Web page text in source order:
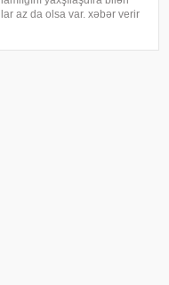
az da olsa var. xəbər verir